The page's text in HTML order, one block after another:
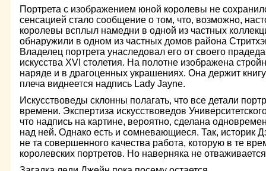
Портрета с изображением юной королевы не
сенсацией стало сообщение о том, что, возможно,
королевы всплыл намедни в одной из частных
обнаружили в одном из частных домов района
Владелец портрета унаследовал его от своего
искусства XVI столетия. На полотне изображена
наряде и в драгоценных украшениях. Она держит
плеча виднеется надпись Lady Jayne.
Искусствоведы склонны полагать, что все детали
времени. Экспертиза искусствоведов
что надпись на картине, вероятно, сделана
над ней. Однако есть и сомневающиеся. Так, историк
не та совершенного качества работа, которую в те
королевских портретов. Но наверняка не